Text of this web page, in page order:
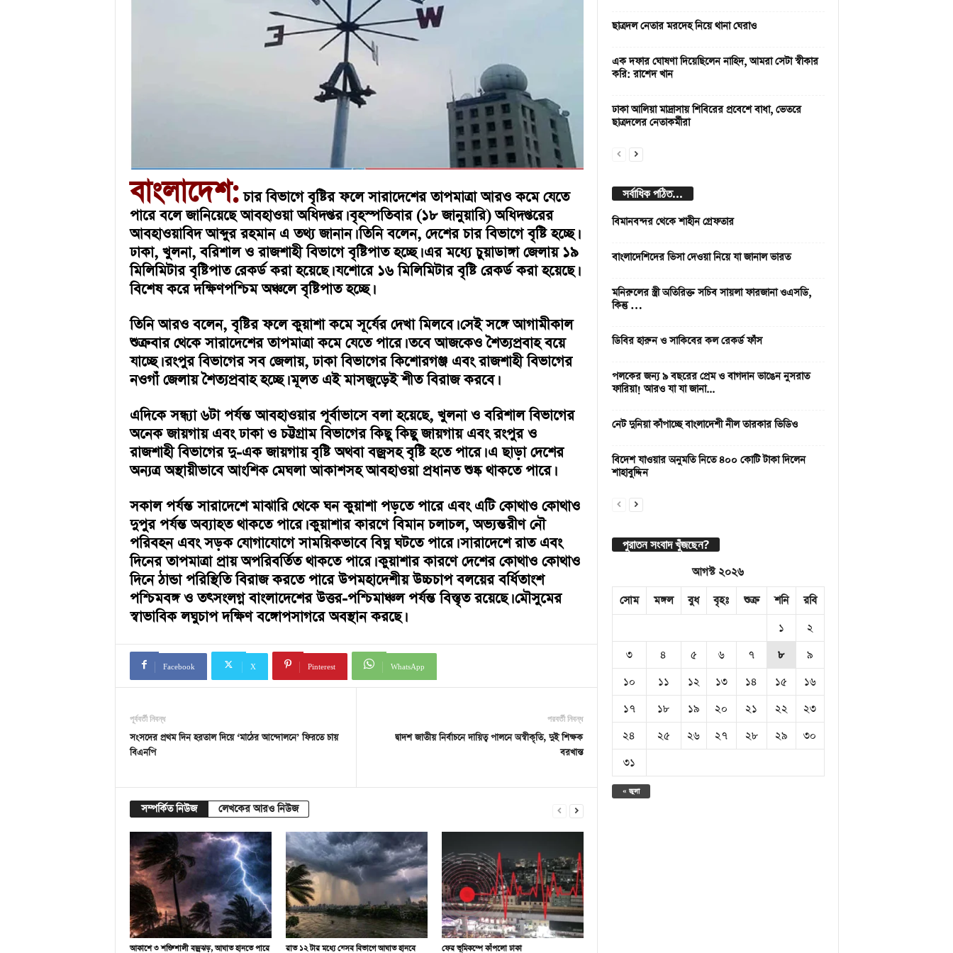
বাংলাদেশ:চার বিভাগে বৃষ্টির ফলে সারাদেশের তাপমাত্রা আরও কমে যেতে
পারে বলে জানিয়েছে আবহাওয়া অধিদপ্তর। বৃহস্পতিবার (১৮ জানুয়ারি) অধিদপ্তরের
আবহাওয়াবিদ আব্দুর রহমান এ তথ্য জানান। তিনি বলেন, দেশের চার বিভাগে বৃষ্টি হচ্ছে।
ঢাকা, খুলনা, বরিশাল ও রাজশাহী বিভাগে বৃষ্টিপাত হচ্ছে। এর মধ্যে চুয়াডাঙ্গা জেলায় ১৯
মিলিমিটার বৃষ্টিপাত রেকর্ড করা হয়েছে। যশোরে ১৬ মিলিমিটার বৃষ্টি রেকর্ড করা হয়েছে।
বিশেষ করে দক্ষিণপশ্চিম অঞ্চলে বৃষ্টিপাত হচ্ছে।
তিনি আরও বলেন, বৃষ্টির ফলে কুয়াশা কমে সূর্যের দেখা মিলবে। সেই সঙ্গে আগামীকাল
শুক্রবার থেকে সারাদেশের তাপমাত্রা কমে যেতে পারে। তবে আজকেও শৈত্যপ্রবাহ বয়ে
যাচ্ছে। রংপুর বিভাগের সব জেলায়, ঢাকা বিভাগের কিশোরগঞ্জ এবং রাজশাহী বিভাগের
নওগাঁ জেলায় শৈত্যপ্রবাহ হচ্ছে। মূলত এই মাসজুড়েই শীত বিরাজ করবে।
এদিকে সন্ধ্যা ৬টা পর্যন্ত আবহাওয়ার পূর্বাভাসে বলা হয়েছে, খুলনা ও বরিশাল বিভাগের
অনেক জায়গায় এবং ঢাকা ও চট্টগ্রাম বিভাগের কিছু কিছু জায়গায় এবং রংপুর ও
রাজশাহী বিভাগের দু-এক জায়গায় বৃষ্টি অথবা বজ্রসহ বৃষ্টি হতে পারে। এ ছাড়া দেশের
অন্যত্র অস্থায়ীভাবে আংশিক মেঘলা আকাশসহ আবহাওয়া প্রধানত শুষ্ক থাকতে পারে।
সকাল পর্যন্ত সারাদেশে মাঝারি থেকে ঘন কুয়াশা পড়তে পারে এবং এটি কোথাও কোথাও
দুপুর পর্যন্ত অব্যাহত থাকতে পারে। কুয়াশার কারণে বিমান চলাচল, অভ্যন্তরীণ নৌ
পরিবহন এবং সড়ক যোগাযোগে সাময়িকভাবে বিঘ্ন ঘটতে পারে। সারাদেশে রাত এবং
দিনের তাপমাত্রা প্রায় অপরিবর্তিত থাকতে পারে। কুয়াশার কারণে দেশের কোথাও কোথাও
দিনে ঠান্ডা পরিস্থিতি বিরাজ করতে পারে উপমহাদেশীয় উচ্চচাপ বলয়ের বর্ধিতাংশ
পশ্চিমবঙ্গ ও তৎসংলগ্ন বাংলাদেশের উত্তর-পশ্চিমাঞ্চল পর্যন্ত বিস্তৃত রয়েছে। মৌসুমের
স্বাভাবিক লঘুচাপ দক্ষিণ বঙ্গোপসাগরে অবস্থান করছে।
Facebook X Pinterest WhatsApp
পূর্ববর্তী নিবন্ধ
সংসদের প্রথম দিন হরতাল দিয়ে ‘মাঠের আন্দোলনে’ ফিরতে চায়
বিএনপি
পরবর্তী নিবন্ধ
দ্বাদশ জাতীয় নির্বাচনে দায়িত্ব পালনে অস্বীকৃতি, দুই শিক্ষক
বরখাস্ত
সম্পর্কিত নিউজ লেখকের আরও নিউজ
আকাশে ৩ শক্তিশালী বজ্রঝড়, আঘাত হানতে পারে রাত ১২ টার মধ্যে যেসব বিভাগে আঘাত হানবে ফের ভূমিকম্পে কাঁপলো ঢাকা
ছাত্রদল নেতার মরদেহ নিয়ে থানা ঘেরাও
এক দফার ঘোষণা দিয়েছিলেন নাহিদ, আমরা সেটা স্বীকার
করি: রাশেদ খান
ঢাকা আলিয়া মাদ্রাসায় শিবিরের প্রবেশে বাধা, ভেতরে
ছাত্রদলের নেতাকর্মীরা
সর্বাধিক পঠিত...
বিমানবন্দর থেকে শাহীন গ্রেফতার
বাংলাদেশিদের ভিসা দেওয়া নিয়ে যা জানাল ভারত
মনিরুলের স্ত্রী অতিরিক্ত সচিব সায়লা ফারজানা ওএসডি,
কিন্তু …
ডিবির হারুন ও সাকিবের কল রেকর্ড ফাঁস
পলকের জন্য ৯ বছরের প্রেম ও বাগদান ভাঙেন নুসরাত
ফারিয়া! আরও যা যা জানা...
নেট দুনিয়া কাঁপাচ্ছে বাংলাদেশী নীল তারকার ভিডিও
বিদেশ যাওয়ার অনুমতি নিতে ৪০০ কোটি টাকা দিলেন
শাহাবুদ্দিন
পুরাতন সংবাদ খুঁজছেন?
আগস্ট ২০২৬
সোম
মঙ্গল বুধ বৃহঃ শুক্র শনি রবি
« জুলা
১
২
৩
৪ ৫ ৬ ৭ ৮
৯
১০
১১ ১২ ১৩ ১৪ ১৫
১৬
১৭
১৮ ১৯ ২০ ২১ ২২
২৩
২৪
২৫ ২৬ ২৭ ২৮ ২৯
৩০
৩১